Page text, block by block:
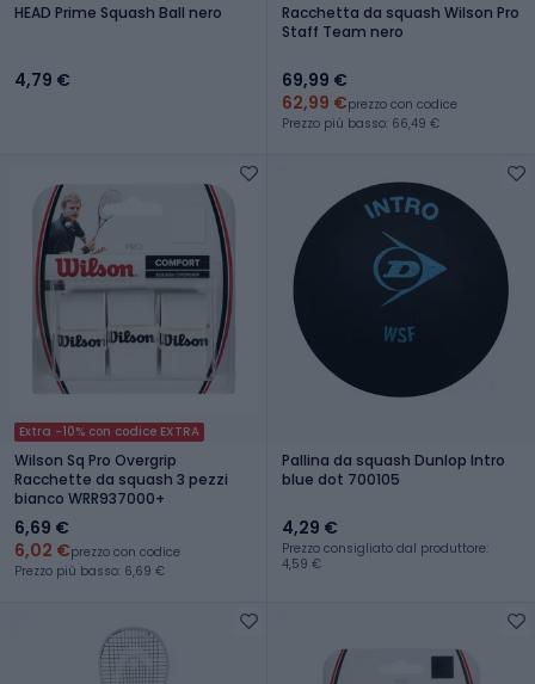
HEAD Prime Squash Ball nero
4,79 €
Racchetta da squash Wilson Pro
Staff Team nero
69,99 €
62,99 €prezzo con codice
Prezzo più basso: 66,49 €
Extra -10% con codice EXTRA
Wilson Sq Pro Overgrip
Racchette da squash 3 pezzi
bianco WRR937000+
6,69 €
6,02 €prezzo con codice
Prezzo più basso: 6,69 €
Pallina da squash Dunlop Intro
blue dot 700105
4,29 €
Prezzo consigliato dal produttore:
4,59 €